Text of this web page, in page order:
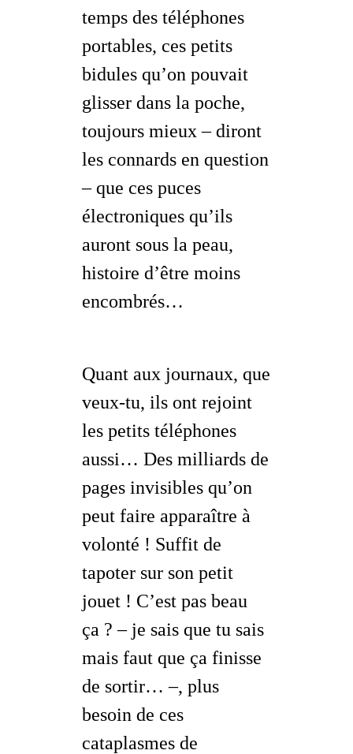
temps des téléphones
portables, ces petits
bidules qu’on pouvait
glisser dans la poche,
toujours mieux –diront
les connards en question
– que ces puces
électroniques qu’ils
auront sous la peau,
histoire d’être moins
encombrés…
Quant aux journaux, que
veux-tu, ils ont rejoint
les petits téléphones
aussi… Des milliards de
pages invisibles qu’on
peut faire apparaître à
volonté ! Suffit de
tapoter sur son petit
jouet ! C’est pas beau
ça ? – je sais que tu sais
mais faut que ça finisse
de sortir… –, plus
besoin de ces
cataplasmes de